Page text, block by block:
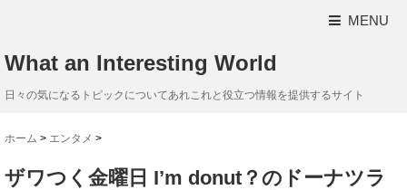
MENU
What an Interesting World
日々の気になるトピックについてあれこれと役立つ情報を提供するサイト
ホーム > エンタメ >
ザワつく金曜日 I’m donut？のドーナツラ